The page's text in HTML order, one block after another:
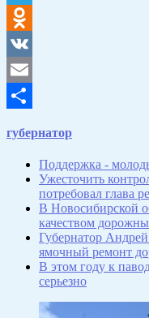
Telegram
Odnoklassniki
VK
Email
губернатор
Поддержка -
Ужесточить
потребовал глава
В Новосибирской
качеством
Губернатор
ямочный ремонт
В этом году к
серьезно